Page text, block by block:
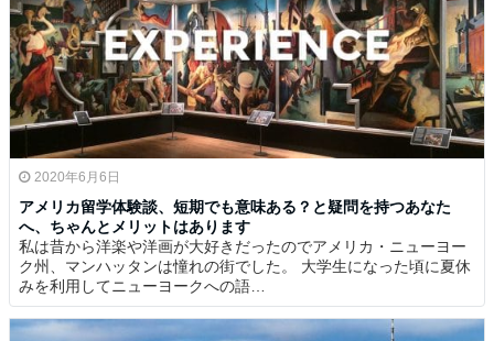
2020年6月6日
アメリカ留学体験談、短期でも意味ある？と疑問を持つあなた
へ、ちゃんとメリットはあります
私は昔から洋楽や洋画が大好きだったのでアメリカ・ニューヨー
ク州、マンハッタンは憧れの街でした。 大学生になった頃に夏休
みを利用してニューヨークへの語…